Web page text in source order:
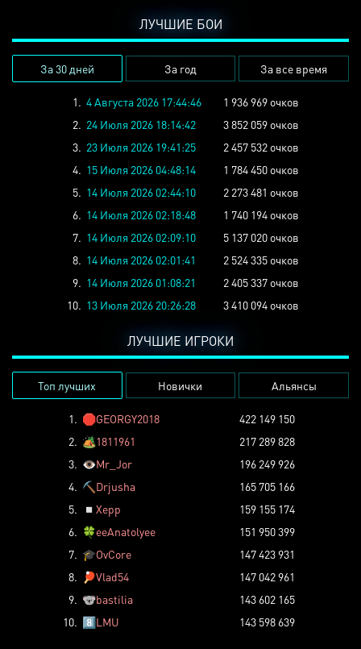
ЛУЧШИЕ БОИ
За 30 дней За год За все время
1. 4 Августа 2026 17:44:46
1 936 969 очков
2. 24 Июля 2026 18:14:42
3 852 059 очков
3. 23 Июля 2026 19:41:25
2 457 532 очков
4. 15 Июля 2026 04:48:14
1 784 450 очков
5. 14 Июля 2026 02:44:10
2 273 481 очков
6. 14 Июля 2026 02:18:48
1 740 194 очков
7. 14 Июля 2026 02:09:10
5 137 020 очков
8. 14 Июля 2026 02:01:41
2 524 335 очков
9. 14 Июля 2026 01:08:21
2 405 337 очков
10. 13 Июля 2026 20:26:28 3 410 094 очков
ЛУЧШИЕ ИГРОКИ
Топ лучших Новички Альянсы
1. 🛑GEORGY2018
422 149 150
2. 🏕️1811961
217 289 828
3. 👁️Mr_Jor
196 249 926
4. ⛏️ Drjusha
165 705 166
5.
◽ Xepp
159 155 174
6. 🍀eeAnatolyee
151 950 399
7. 🎓OvCore
147 423 931
8.
🏓Vlad54
147 042 961
9. 🐨bastilia
143 602 165
10. 8️⃣LMU 143 598 639